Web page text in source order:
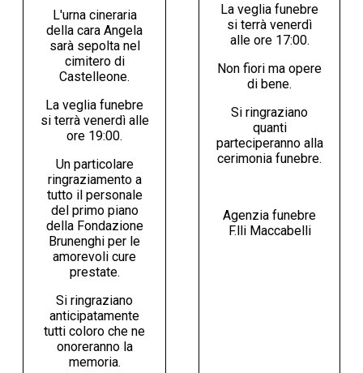
L'urna cineraria
della cara Angela
sarà sepolta nel
cimitero di
Castelleone.
La veglia funebre
si terrà venerdì alle
ore 19:00.
Un particolare
ringraziamento a
tutto il personale
del primo piano
della Fondazione
Brunenghi per le
amorevoli cure
prestate.
Si ringraziano
anticipatamente
tutti coloro che ne
onoreranno la
memoria.
La veglia funebre
si terrà venerdì
alle ore 17:00.
Non fiori ma opere
di bene.
Si ringraziano
quanti
parteciperanno alla
cerimonia funebre.
Agenzia funebre
F.lli Maccabelli